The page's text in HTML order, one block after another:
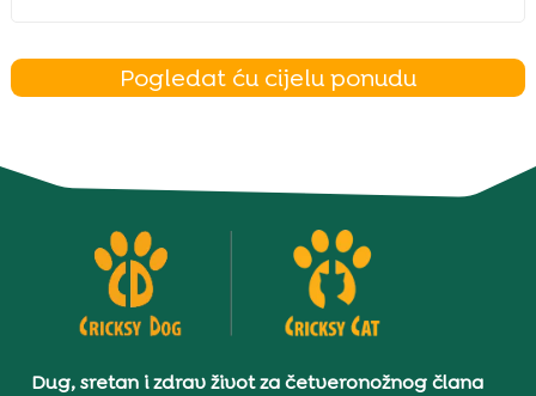
Pogledat ću cijelu ponudu
Dug, sretan i zdrav život za četveronožnog člana